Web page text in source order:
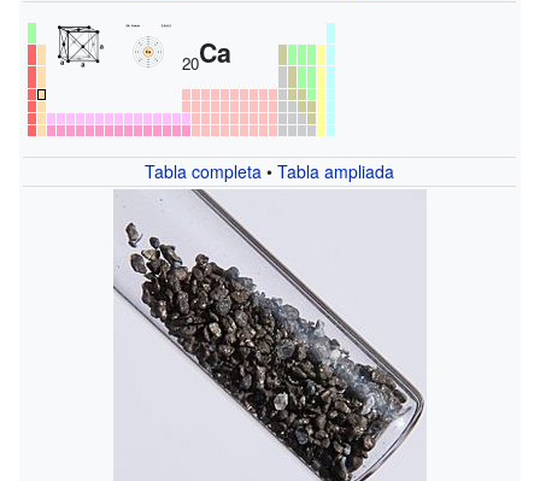
20Ca
Tabla completa •Tabla ampliada